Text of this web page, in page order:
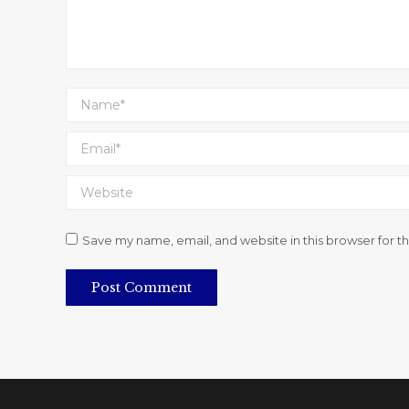
Name *
Email *
Website
Save my name, email, and website in this browser for
Post Comment